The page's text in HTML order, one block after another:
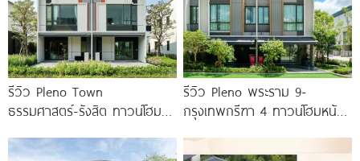
รีวิว Pleno Town
ธรรมศาสตร์-รังสิต ทาวน์โฮม
ม.ธรรมศาสตร์
รีวิว Pleno พระราม 9-
กรุงเทพกรีฑา 4 ทาวน์โฮมหน้า
Premium